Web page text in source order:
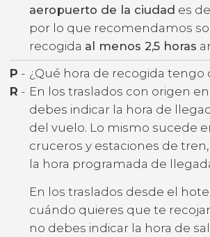
aeropuerto de la ciudad es
por lo que recomendamos
recogida al menos 2,5 horas
P - ¿Qué hora de recogida tengo
R - En los traslados con origen
debes indicar la hora de
del vuelo. Lo mismo sucede
cruceros y estaciones de
la hora programada de
En los traslados desde el
cuándo quieres que te
no debes indicar la hora de